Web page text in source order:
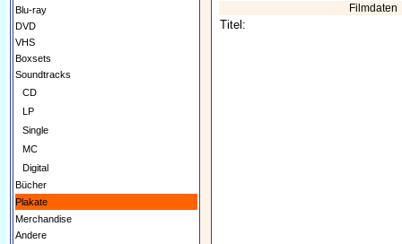
Blu-ray
DVD
VHS
Boxsets
Soundtracks
CD
LP
Single
MC
Digital
Bücher
Plakate
Merchandise
Andere
Filmdaten
Titel: